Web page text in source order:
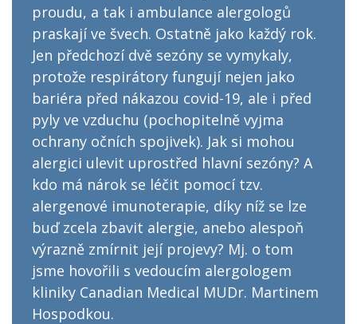
proudu, a tak i ambulance alergologů
praskají ve švech. Ostatně jako každý rok.
Jen předchozí dvě sezóny se vymykaly,
protože respirátory fungují nejen jako
bariéra před nákazou covid-19, ale i před
pyly ve vzduchu (pochopitelně vyjma
ochrany očních spojivek). Jak si mohou
alergici ulevit uprostřed hlavní sezóny? A
kdo má nárok se léčit pomocí tzv.
alergenové imunoterapie, díky níž se lze
buď zcela zbavit alergie, anebo alespoň
výrazně zmírnit její projevy? Mj. o tom
jsme hovořili s vedoucím alergologem
kliniky Canadian Medical MUDr. Martinem
Hospodkou.